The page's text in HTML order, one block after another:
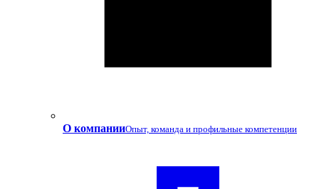
О компанииОпыт, команда и профильные компетенции